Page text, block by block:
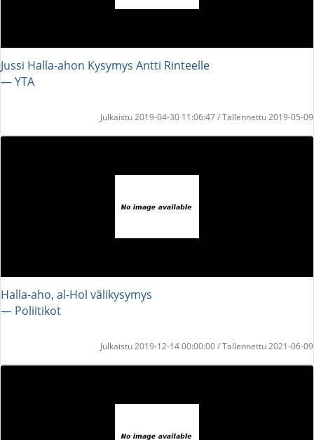
Jussi Halla-ahon Kysymys Antti Rinteelle
― YTA
Julkaistu 2019-04-30 11:06:47 / Tallennettu 2019-05-09
Halla-aho, al-Hol välikysymys
― Poliitikot
Julkaistu 2019-12-14 00:00:00 / Tallennettu 2021-06-09